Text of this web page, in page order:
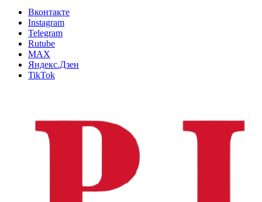
Вконтакте
Instagram
Telegram
Rutube
MAX
Яндекс.Дзен
TikTok